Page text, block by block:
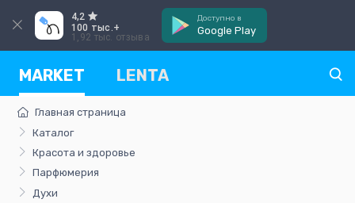
4,2
100 тыс.+
1,92 тыс. отзыва
Доступно в
Google Play
MARKET LENTA
Главная страница
Каталог
Красота и здоровье
Парфюмерия
Духи